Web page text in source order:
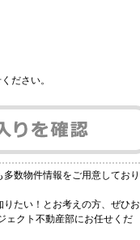
ださい。
数物件情報をご用意しており
たい！とお考えの方、ぜひお
ェクト不動産部にお任せくだ